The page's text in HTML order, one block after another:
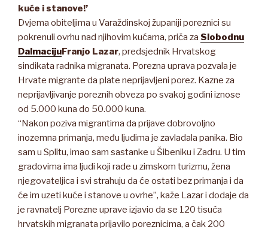
kuće i stanove!’
Dvjema obiteljima u Varaždinskoj županiji poreznici su
pokrenuli ovrhu nad njihovim kućama, priča za Slobodnu
DalmacijuFranjo Lazar, predsjednik Hrvatskog
sindikata radnika migranata. Porezna uprava pozvala je
Hrvate migrante da plate neprijavljeni porez. Kazne za
neprijavljivanje poreznih obveza po svakoj godini iznose
od 5.000 kuna do 50.000 kuna.
“Nakon poziva migrantima da prijave dobrovoljno
inozemna primanja, među ljudima je zavladala panika. Bio
sam u Splitu, imao sam sastanke u Šibeniku i Zadru. U tim
gradovima ima ljudi koji rade u zimskom turizmu, žena
njegovateljica i svi strahuju da će ostati bez primanja i da
će im uzeti kuće i stanove u ovrhe”, kaže Lazar i dodaje da
je ravnatelj Porezne uprave izjavio da se 120 tisuća
hrvatskih migranata prijavilo poreznicima, a čak 200